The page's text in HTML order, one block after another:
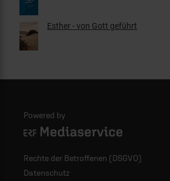
Esther - von Gott geführt
Powered by
Logo - ERF Mediaservice
Rechte der Betroffenen (DSGVO)
Datenschutz